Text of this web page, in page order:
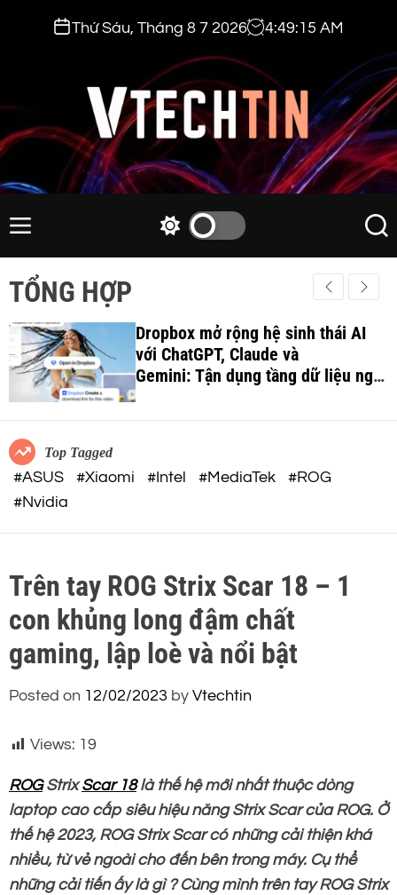
t
o
c
o
e
Thứ Sáu, Tháng 8 7 2026 4:49:17 AM
v
c
h
t
i
n
.
c
m
M
e
w
h
c
o
o
d
S
e
a
r
h
TỔNG HỢP
Dropbox mở rộng hệ sinh thái AI
với ChatGPT, Claude và
Gemini: Tận dụng tầng dữ liệu ngữ
cảnh để tối ưu hóa quy trình làm
việc AI
Top Tagged
#ASUS #Xiaomi #Intel #MediaTek
#ROG
#Nvidia
Trên tay ROG Strix Scar 18 – 1
con khủng long đậm chất
gaming, lập loè và nổi bật
Posted on 12/02/2023 by Vtechtin
Views: 19
ROGStrixScar 18là thế hệ mới nhất thuộc dòng
laptop cao cấp siêu hiệu năng Strix Scar của ROG. Ở
thế hệ 2023, ROG Strix Scar có những cải thiện khá
nhiều, từ vẻ ngoài cho đến bên trong máy. Cụ thể
những cải tiến ấy là gì ? Cùng mình trên tay ROG Strix